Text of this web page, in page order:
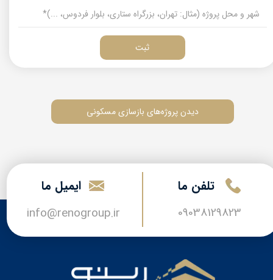
ثبت
دیدن پروژه‌های بازسازی مسکونی
​​ایمیل ما
​​​​info@renogroup.ir
تلفن ما
09038129823